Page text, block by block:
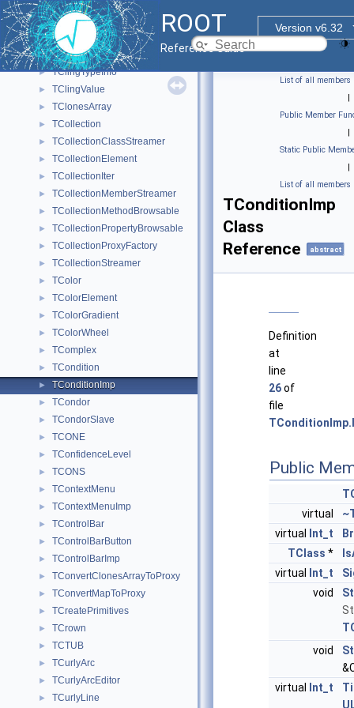
ROOT
Version v6.32
Reference Guide
► TClingMethodArgInfo
► TClingMethodInfo
► TClingRdictModuleFileExtension
► TClingTypedefInfo
► TClingTypeInfo
► TClingValue
► TClonesArray
► TCollection
► TCollectionClassStreamer
► TCollectionElement
► TCollectionIter
► TCollectionMemberStreamer
► TCollectionMethodBrowsable
► TCollectionPropertyBrowsable
► TCollectionProxyFactory
► TCollectionStreamer
► TColor
► TColorElement
► TColorGradient
► TColorWheel
► TComplex
► TCondition
► TConditionImp
► TCondor
► TCondorSlave
► TCONE
► TConfidenceLevel
► TCONS
► TContextMenu
► TContextMenuImp
► TControlBar
► TControlBarButton
► TControlBarImp
► TConvertClonesArrayToProxy
► TConvertMapToProxy
► TCreatePrimitives
► TCrown
► TCTUB
► TCurlyArc
► TCurlyArcEditor
► TCurlyLine
List of all members
|
Public Member
|
Static Public
|
List of all members
TConditionImp
Class
Reference
abstract
Definition
at
line
26of
file
Public
virtual
virtual
Int_t
TClass *
virtual
Int_t
void
void
virtual
Int_t